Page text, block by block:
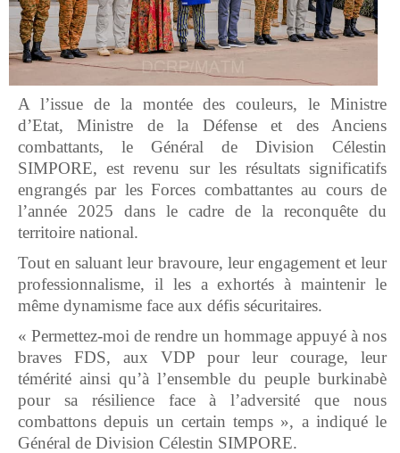
A l’issue de la montée des couleurs, le Ministre
d’Etat, Ministre de la Défense et des Anciens
combattants, le Général de Division Célestin
SIMPORE, est revenu sur les résultats significatifs
engrangés par les Forces combattantes au cours de
l’année 2025 dans le cadre de la reconquête du
territoire national.
Tout en saluant leur bravoure, leur engagement et leur
professionnalisme, il les a exhortés à maintenir le
même dynamisme face aux défis sécuritaires.
« Permettez-moi de rendre un hommage appuyé à nos
braves FDS, aux VDP pour leur courage, leur
témérité ainsi qu’à l’ensemble du peuple burkinabè
pour sa résilience face à l’adversité que nous
combattons depuis un certain temps », a indiqué le
Général de Division Célestin SIMPORE.